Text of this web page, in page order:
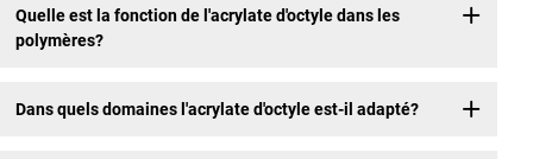
Quelle est la fonction de l'acrylate d'octyle dans les
polymères?
Dans quels domaines l'acrylate d'octyle est-il adapté?